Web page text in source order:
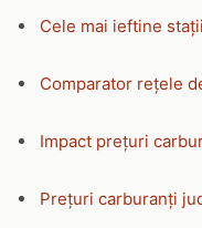
Cele mai ieftine
Comparator rețele
Impact prețuri
Prețuri carburanți